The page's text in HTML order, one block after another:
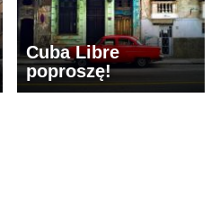
Cuba Libre
poproszę!